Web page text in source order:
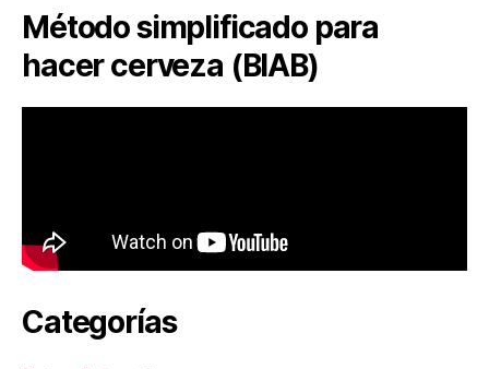
Método simplificado para
hacer cerveza (BIAB)
Categorías